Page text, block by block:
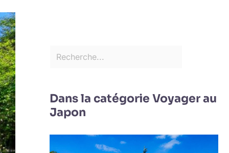
Dans la catégorie Voyager au
Japon